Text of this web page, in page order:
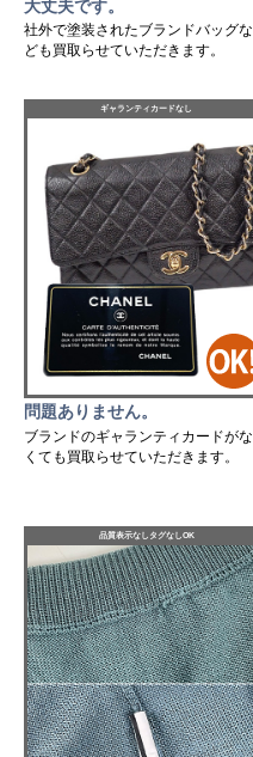
大丈夫です。
社外で塗装されたブランドバッグな
ども買取らせていただきます。
ギャランティカードなし
問題ありません。
ブランドのギャランティカードがな
くても買取らせていただきます。
品質表示なしタグなしOK